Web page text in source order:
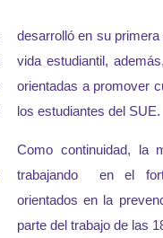
desarrolló en su
vida estudiantil,
orientadas a promover
los estudiantes del SUE.
Como continuidad, la
trabajando en el
orientados en la
parte del trabajo de las